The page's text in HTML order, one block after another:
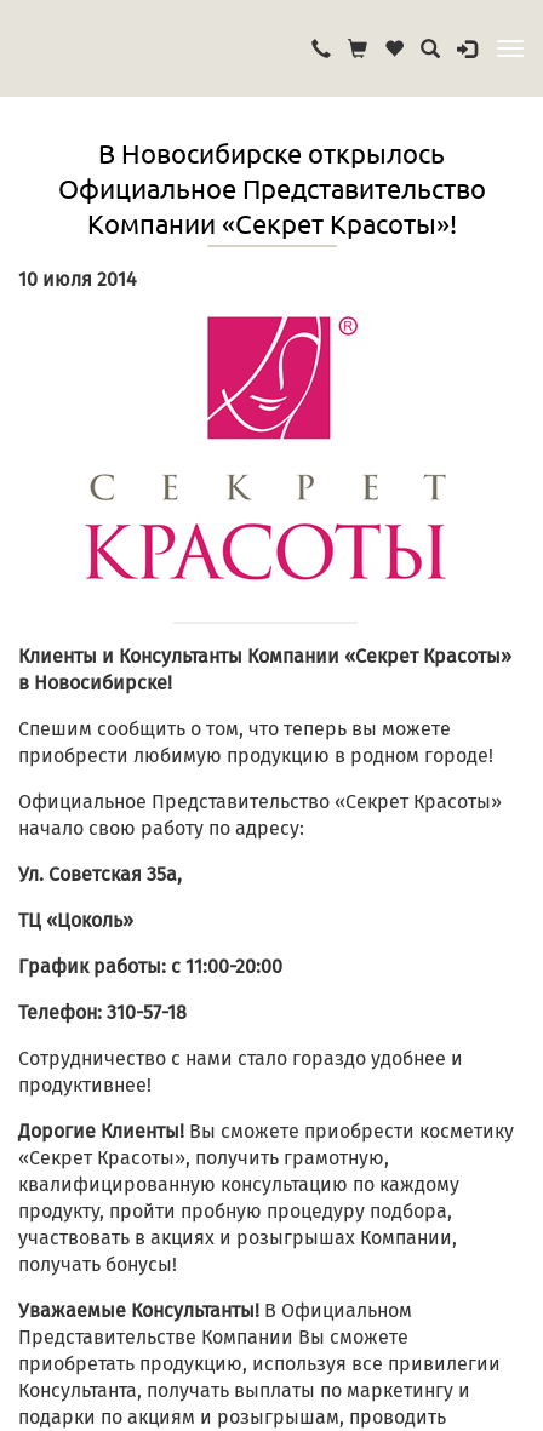
В Новосибирске открылось
Официальное Представительство
Компании «Секрет Красоты»!
10 июля 2014
Клиенты и Консультанты Компании «Секрет Красоты»
в Новосибирске!
Спешим сообщить о том, что теперь вы можете
приобрести любимую продукцию в родном городе!
Официальное Представительство «Секрет Красоты»
начало свою работу по адресу:
Ул. Советская 35а,
ТЦ «Цоколь»
График работы: с 11:00-20:00
Телефон: 310-57-18
Сотрудничество с нами стало гораздо удобнее и
продуктивнее!
Дорогие Клиенты! Вы сможете приобрести косметику
«Секрет Красоты», получить грамотную,
квалифицированную консультацию по каждому
продукту, пройти пробную процедуру подбора,
участвовать в акциях и розыгрышах Компании,
получать бонусы!
Уважаемые Консультанты! В Официальном
Представительстве Компании Вы сможете
приобретать продукцию, используя все привилегии
Консультанта, получать выплаты по маркетингу и
подарки по акциям и розыгрышам, проводить